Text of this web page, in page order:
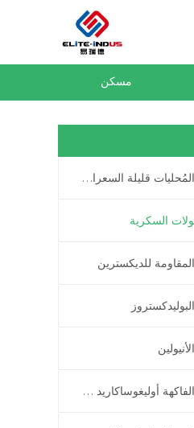
مسكن
المُحليات قليلة السعرات الحرارية
السكرية
المقاومة للديكسترين
البوليدكستروز
الأنيولين
الفاكهة أوليغوساكاريد FOS